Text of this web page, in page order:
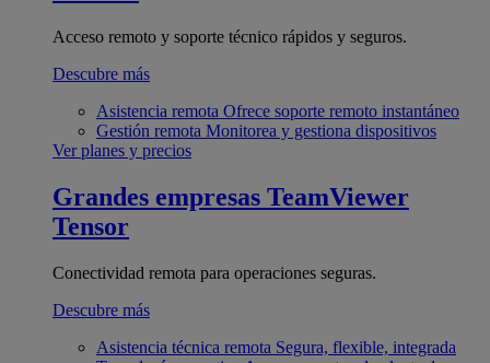
Acceso remoto y soporte técnico rápidos y seguros.
Descubre más
Asistencia remota Ofrece soporte remoto instantáneo
Gestión remota Monitorea y gestiona dispositivos
Ver planes y precios
Grandes empresas TeamViewer
Tensor
Conectividad remota para operaciones seguras.
Descubre más
Asistencia técnica remota Segura, flexible, integrada